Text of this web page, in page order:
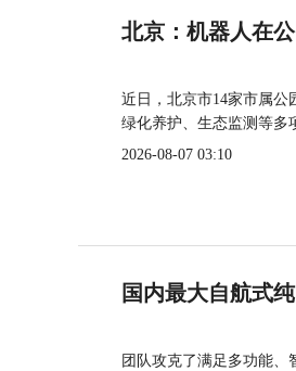
北京：机器人在
近日，北京市14家市属公
绿化养护、生态监测等多
2026-08-07 03:10
国内最大自航式
团队攻克了满足多功能、